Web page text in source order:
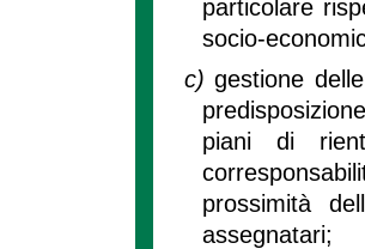
particolare
socio-
c)gestione
piani di
prossimità
assegnatari;